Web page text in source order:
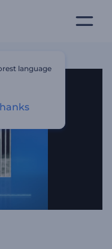
language